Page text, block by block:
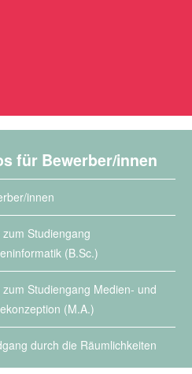
für Bewerber/innen
innen
zum Studiengang
(B.Sc.)
zum Studiengang Medien- und
(M.A.)
durch die Räumlichkeiten